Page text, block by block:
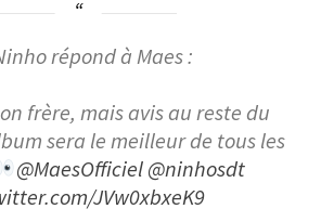
répond à Maes :
frère, mais avis au reste du
sera le meilleur de tous les
@MaesOfficiel @ninhosdt
JVw0xbxeK9